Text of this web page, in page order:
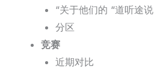
“关于他们的 “道听途说
分区
竞赛
近期对比